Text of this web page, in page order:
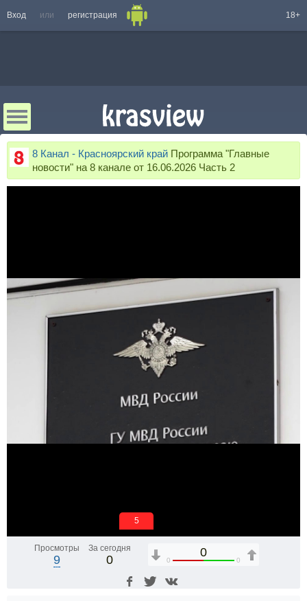
Вход или регистрация 18+
8 Канал - Красноярский край Программа "Главные
новости" на 8 канале от 16.06.2026 Часть 2
5
Просмотры
9
За сегодня
0
0
0 0